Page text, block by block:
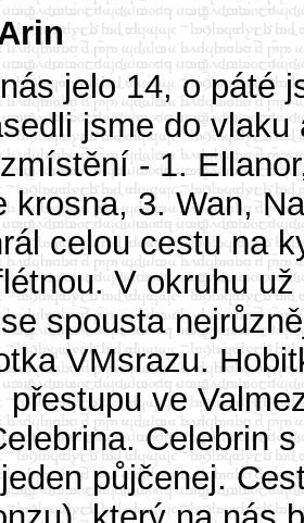
úkol. Já se Sang Am jako správné hobitky jsme obsadili lavici u dveří a vytáhli večeři - bábovku. (Já taky glumovu minidýku. Sem tam jsem s ní zatarasila vchod a dodala: Neprojdeš!) Pro ostatní se vařil guláš. Vzpomínám si jak MEGAJOHN řešil problém, kam si sednout a tak si talíř odložil na kamna. Dá se jen těžko říct, kolik lidí se celkově VMsrazu účastnilo, protože někteří odjeli dřív a jiní teprve druhý den dorazili. Zanedlouho se vše ustálilo a já se začala cítit ,,mezi svými". Jestli vás zajímá, jak to bylo se spaním - všichni se nakonec složili na této chatě a zjistilo se, že se tam docela ,,pohodlně" nebo pro někoho ,,nepohodlně" vejdem. Večer se samozřejmě začalo pít (nejen alkohol, ale i čaj) a začaly se zpívat písničky, čímž víc než polovina lidí strávila celý zbytek večera. Na kytary hráli Desgenais, Gwynbleidd a sem tam Mara. Flétnu mistrovsky ovládal glum. Hobitky, hlavně Sang Am a Vicana, přispěli štěrchacím zařízením vyrobeným z Deasesových plechovek od Semtexu. Kahlan předvedla své nové kroužkové spodní prádlo (docela jí to slušelo :-)). Dost lidí se usadilo i venku, kde se hlavně kouřilo, pilo a kecalo. MEGAJOHN, glum a Tytylka spali ve stodole (nemějte o tomto stavení žádné klasické představy), pod podmínkou, že MEGAJOHN bude v noci otravovat pouze gluma. (No, je fakt, že glum potom vstával dost pozdě… ;-)) Já osobně jsem to zabalila kolem třetí hodiny ranní. Mám jisté zprávy, že někteří (třeba jako Celebrin edhel) zůstali vzhůru až do šesti ráno. Příští ráno jsme si dali hobití snídani (protože jsme u stolu na terase seděli já - miloušek hobitek, Sang Am, ADA a Mara. Zanedlouho dorazil z venku, kde pěkně fučelo, MEGAJOHN s Lescou. My hobiti jsme chvíli hráli karty (nic náročného na přemýšlení), ale než jsme dohráli, tak nás to přestalo bavit. Mimo jiné tam hrálo rádio. Cenis měl vždy ráno modrofialovou pusu od jakési marmelády. Kolem desáté (asi jako poslední) vstal Buzz, který celou noc ležel na mých a Sang Aminých papučích. Chudák měl kocovinu za všechny, dokonce i ADA, kterému bylo předchozí noci poněkud nevolno, běhal po chatě s rozzářeným výrazem ve tváři. A Buzz se z toho jen kabonil… Stěžoval si, že se mu posmívá deset lidí zaráz. A tak jsme zavolali ještě Dese… Pak byla pořízena úchvatná fotka Buzze, jak (zubama) dobývá svou štanglu salámu z obalu… (mimo jiné vedle něj ležela Cenisova kudla). Pak chtěl vraždit sekáčkem - nás, chudíšky hobitky. Většina lidí se odpoledne vypravila na Radhošť. Další úmorný kopec… Všechny vedl QCPX, protože na jeho tempo nikdo jiný neměl, i když pár lidí se mu statečně drželo v patách (jako třeba Wulf, Sang Am, Celebrin, Andre a Cenis.)Já jsem se za nimi vlekla v odstupu asi 20 metrů. Úplně nakonci průvodu byl Des s Ellanor. Pod Radegastem jsme se napili a najedli a když postupně všichni dochvátali, začali jsme se i fotit. Třeba Celebrin a Des, kteří s sebou táhli železné meče…